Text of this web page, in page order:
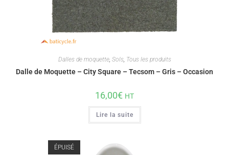
Dalles de moquette, Sols, Tous les produits
Dalle de Moquette – City Square – Tecsom – Gris – Occasion
16,00€ HT
Lire la suite
ÉPUISÉ